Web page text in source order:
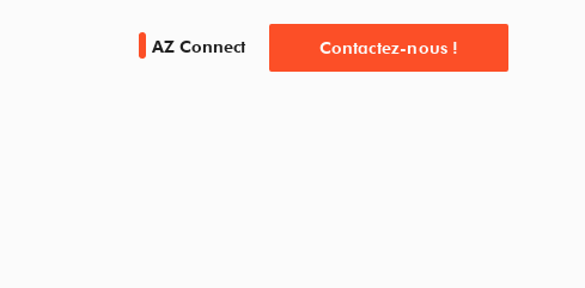
AZ Connect Contactez-nous !